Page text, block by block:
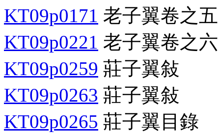
KT09p0171 老子翼卷之五
KT09p0221 老子翼卷之六
KT09p0259 莊子翼敍
KT09p0263 莊子翼敍
KT09p0265 莊子翼目錄